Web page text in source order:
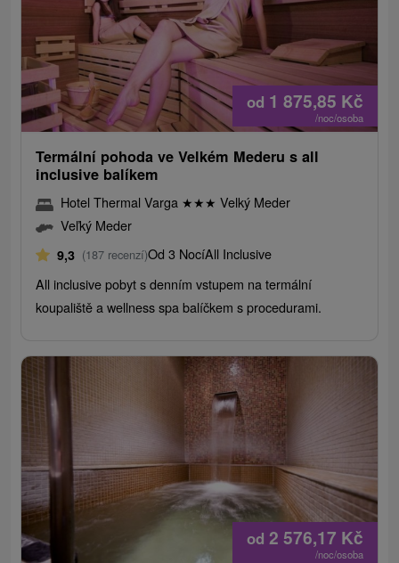
od 1 875,85 Kč
/noc/osoba
Termální pohoda ve Velkém Mederu s all
inclusive balíkem
Hotel Thermal Varga ★★★ Velký Meder
Veľký Meder
9,3 (187 recenzí)Od 3 NocíAll Inclusive
All inclusive pobyt s denním vstupem na termální
koupaliště a wellness spa balíčkem s procedurami.
od 2 576,17 Kč
/noc/osoba